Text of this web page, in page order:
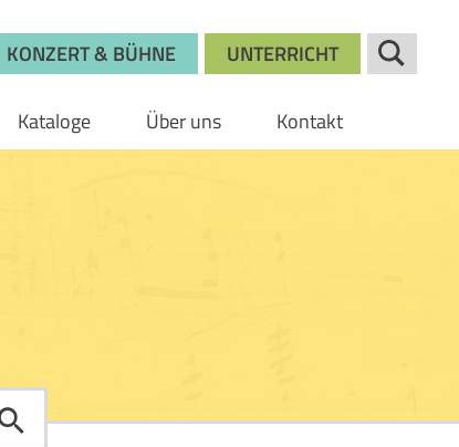
KONZERT & BÜHNE UNTERRICHT
Kataloge Über uns Kontakt